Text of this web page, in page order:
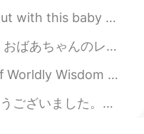
so cute!!! “Milk out” or “milking it...
is my 95 year old Ukrainian grandma’s reci...
cclxvii Silken Words, sugared Manner...
な国で行われたことを考えると、本当に特別なことでした。光のショーでは涙が出...